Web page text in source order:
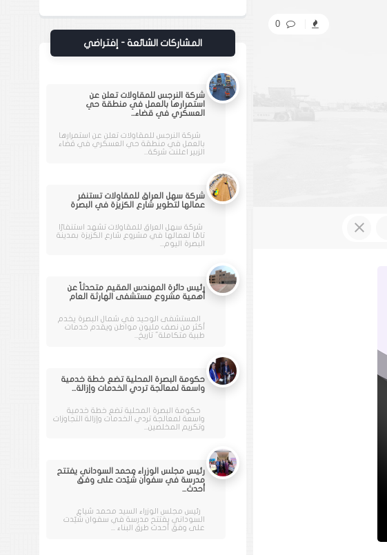
close
المشاركات الشائعة - إفتراضي
شركة النرجس للمقاولات تعلن عن
استمرارها بالعمل في منطقة حي
العسكري في قضاء...
شركة النرجس للمقاولات تعلن عن استمرارها
بالعمل في منطقة حي العسكري في قضاء
الزبير اعلنت شركة...
شركة سهل العراق للمقاولات تستنفر
عمالها لتطوير شارع الكزيزة في البصرة
شركة سهل العراق للمقاولات تشهد استنفارًا
تامًا لعمالها في مشروع شارع الكزيزة بمدينة
البصرة اليوم...
رئيس دائرة المهندس المقيم متحدثاً عن
أهمية مشروع مستشفى الهارثة العام
المستشفى الوحيد في شمال البصرة يخدم
أكثر من نصف مليون مواطن ويقدم خدمات
طبية متكاملة" تاريخ...
حكومة البصرة المحلية تضع خطة خدمية
واسعة لمعالجة تردي الخدمات وإزالة...
حكومة البصرة المحلية تضع خطة خدمية
واسعة لمعالجة تردي الخدمات وإزالة التجاوزات
وتكريم المخلصين...
رئيس مجلس الوزراء محمد السوداني يفتتح
مدرسة في سفوان شُيّدت على وفق
أحدث...
رئيس مجلس الوزراء السيد محمد شياع
السوداني يفتتح مدرسة في سفوان شُيّدت
على وفق أحدث طرق البناء ...